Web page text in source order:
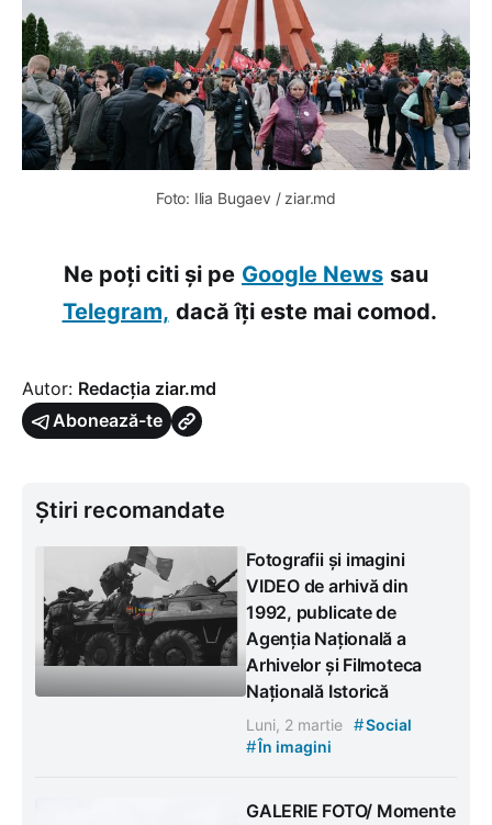
Foto: Ilia Bugaev / ziar.md
Ne poți citi și pe Google News sau
Telegram, dacă îți este mai comod.
Autor: Redacția ziar.md
Abonează-te
Știri recomandate
Fotografii și imagini
VIDEO de arhivă din
1992, publicate de
Agenția Națională a
Arhivelor și Filmoteca
Națională Istorică
Luni, 2 martie #Social
#În imagini
GALERIE FOTO/ Momente